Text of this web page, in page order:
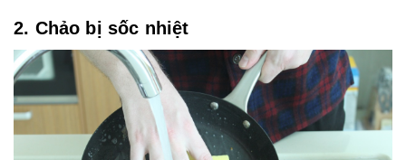
2. Chảo bị sốc nhiệt